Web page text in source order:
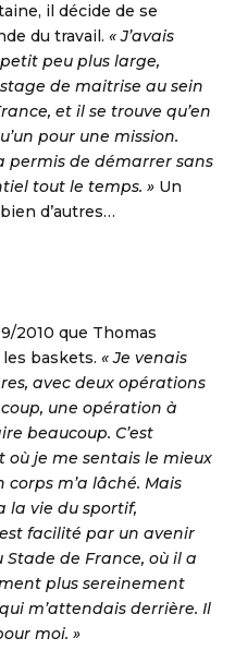
il décide de se
du travail. « J’avais
peu plus large,
de maitrise au sein
et il se trouve qu’en
pour une mission.
permis de démarrer sans
tout le temps. » Un
d’autres…
2010 que Thomas
baskets. « Je venais
avec deux opérations
une opération à
beaucoup. C’est
je me sentais le mieux
m’a lâché. Mais
la vie du sportif,
facilité par un avenir
de France, où il a
plus sereinement
m’attendais derrière. Il
moi. »